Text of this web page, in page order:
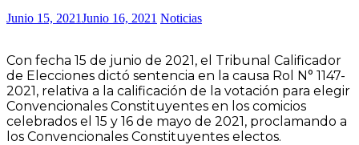
Junio 15, 2021Junio 16, 2021 Noticias
Con fecha 15 de junio de 2021, el Tribunal Calificador
de Elecciones dictó sentencia en la causa Rol N° 1147-
2021, relativa a la calificación de la votación para elegir
Convencionales Constituyentes en los comicios
celebrados el 15 y 16 de mayo de 2021, proclamando a
los Convencionales Constituyentes electos.